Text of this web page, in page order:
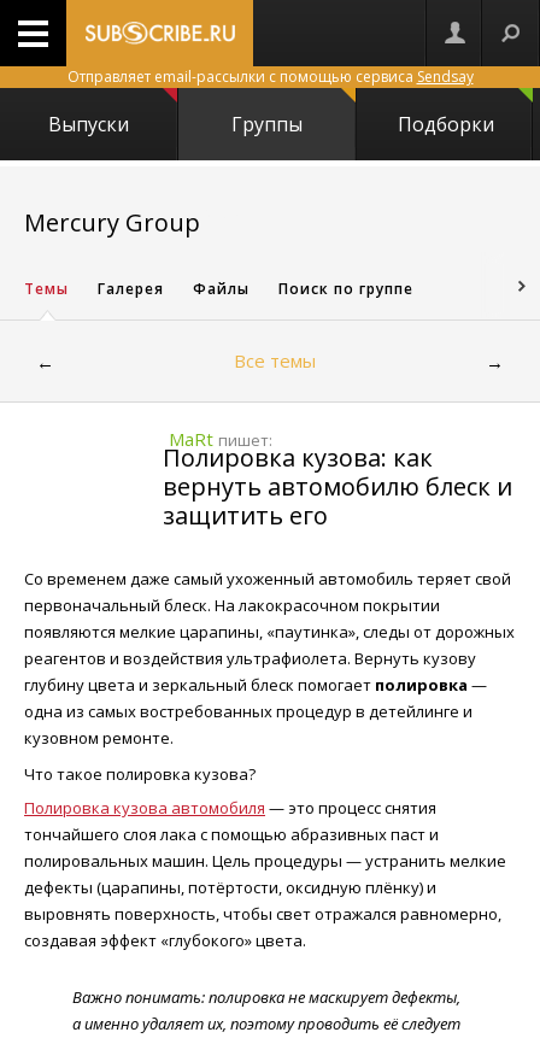
Отправляет email-рассылки с помощью сервиса Sendsay
Выпуски Группы Подборки
Mercury Group
Темы Галерея Файлы Поиск по группе
← Все темы →
MaRt пишет:
Полировка кузова: как
вернуть автомобилю блеск и
защитить его
Со временем даже самый ухоженный автомобиль теряет свой
первоначальный блеск. На лакокрасочном покрытии
появляются мелкие царапины, «паутинка», следы от дорожных
реагентов и воздействия ультрафиолета. Вернуть кузову
глубину цвета и зеркальный блеск помогает полировка —
одна из самых востребованных процедур в детейлинге и
кузовном ремонте.
Что такое полировка кузова?
Полировка кузова автомобиля — это процесс снятия
тончайшего слоя лака с помощью абразивных паст и
полировальных машин. Цель процедуры — устранить мелкие
дефекты (царапины, потёртости, оксидную плёнку) и
выровнять поверхность, чтобы свет отражался равномерно,
создавая эффект «глубокого» цвета.
Важно понимать: полировка не маскирует дефекты,
а именно удаляет их, поэтому проводить её следует